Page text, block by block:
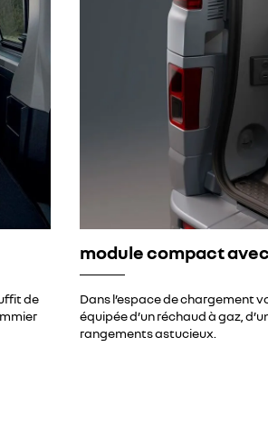
de
module compact
Dans l’espace de chargement
équipée d’un réchaud à gaz,
rangements astucieux.